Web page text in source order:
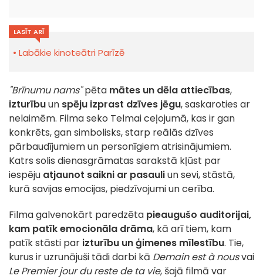
LASĪT ARĪ
Labākie kinoteātri Parīzē
"Brīnumu nams"pēta mātes un dēla attiecības,
izturībuun spēju izprast dzīves jēgu, saskaroties ar
nelaimēm. Filma seko Telmai ceļojumā, kas ir gan
konkrēts, gan simbolisks, starp reālās dzīves
pārbaudījumiem un personīgiem atrisinājumiem.
Katrs solis dienasgrāmatas sarakstā kļūst par
iespēju atjaunot saikni ar pasauliun sevi, stāstā,
kurā savijas emocijas, piedzīvojumi un cerība.
Filma galvenokārt paredzēta pieaugušo auditorijai,
kam patīk emocionāla drāma, kā arī tiem, kam
patīk stāsti par izturību un ģimenes mīlestību. Tie,
kurus ir uzrunājuši tādi darbi kā Demain est à nousvai
Le Premier jour du reste de ta vie, šajā filmā var